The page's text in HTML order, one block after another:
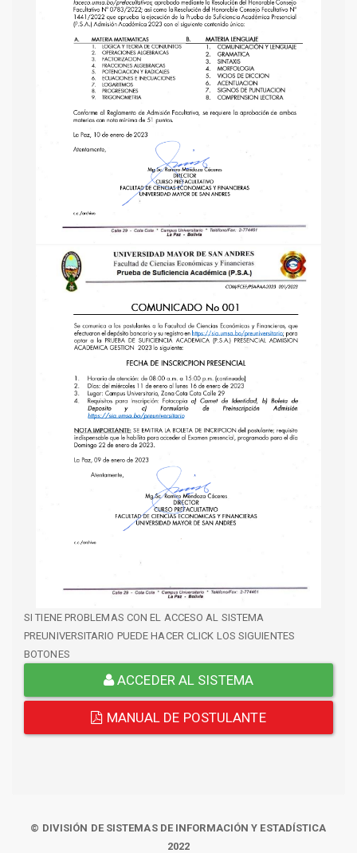
SI TIENE PROBLEMAS CON EL ACCESO AL SISTEMA
PREUNIVERSITARIO PUEDE HACER CLICK LOS SIGUIENTES
BOTONES
ACCEDER AL SISTEMA
MANUAL DE POSTULANTE
© DIVISIÓN DE SISTEMAS DE INFORMACIÓN Y ESTADÍSTICA
2022